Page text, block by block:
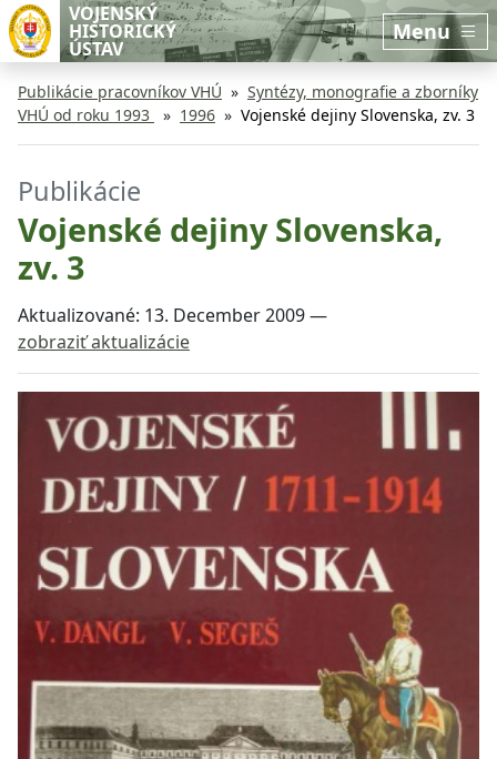
Preskočiť na hlavný obsah
Preskočiť na bočnú lištu
VOJENSKÝ
HISTORICKÝ
ÚSTAV
Menu
Publikácie pracovníkov VHÚ
Syntézy, monografie a zborníky
VHÚ od roku 1993
1996 Vojenské dejiny Slovenska, zv. 3
Publikácie
Vojenské dejiny Slovenska,
zv. 3
Aktualizované: 13. December 2009—
zobraziť aktualizácie